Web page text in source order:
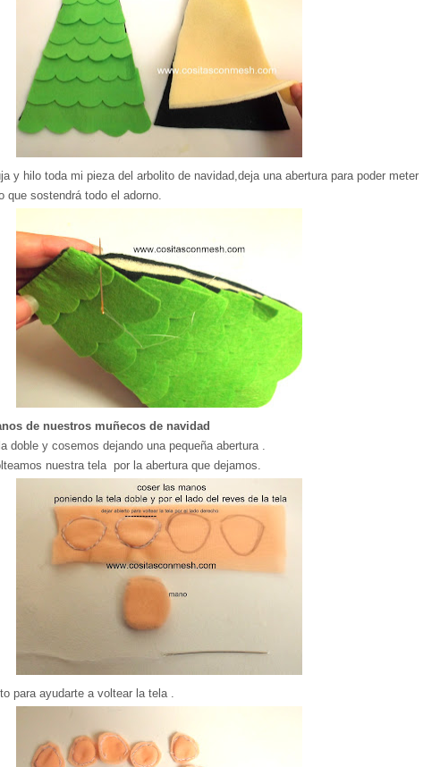
y hilo toda mi pieza del arbolito de navidad,deja una abertura para poder meter
que sostendrá todo el adorno.
de nuestros muñecos de navidad
doble y cosemos dejando una pequeña abertura .
nuestra tela por la abertura que dejamos.
para ayudarte a voltear la tela .